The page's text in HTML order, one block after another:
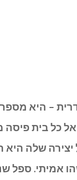
– היא
כל בית
שלה
אמיתי. ספל